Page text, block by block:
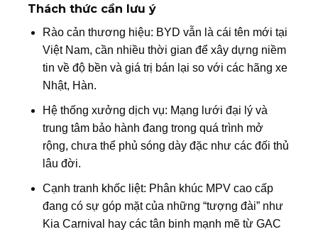
Thách thức cần lưu ý
Rào cản thương hiệu: BYD vẫn là cái tên mới tại
Việt Nam, cần nhiều thời gian để xây dựng niềm
tin về độ bền và giá trị bán lại so với các hãng xe
Nhật, Hàn.
Hệ thống xưởng dịch vụ: Mạng lưới đại lý và
trung tâm bảo hành đang trong quá trình mở
rộng, chưa thể phủ sóng dày đặc như các đối thủ
lâu đời.
Cạnh tranh khốc liệt: Phân khúc MPV cao cấp
đang có sự góp mặt của những “tượng đài” như
Kia Carnival hay các tân binh mạnh mẽ từ GAC